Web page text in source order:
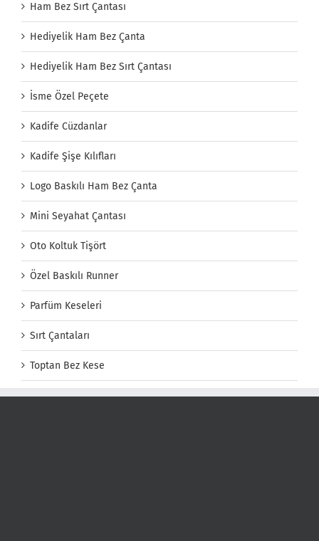
Ham Bez Sırt Çantası
Hediyelik Ham Bez Çanta
Hediyelik Ham Bez Sırt Çantası
İsme Özel Peçete
Kadife Cüzdanlar
Kadife Şişe Kılıfları
Logo Baskılı Ham Bez Çanta
Mini Seyahat Çantası
Oto Koltuk Tişört
Özel Baskılı Runner
Parfüm Keseleri
Sırt Çantaları
Toptan Bez Kese